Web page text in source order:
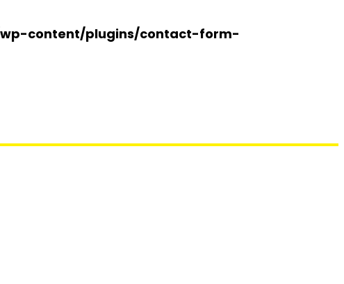
content/plugins/contact-form-